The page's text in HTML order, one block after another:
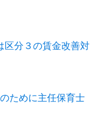
区分３の賃金改善対
ために主任保育士